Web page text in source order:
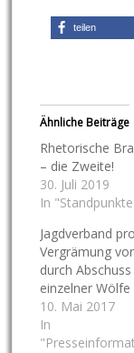
teilen
Ähnliche Beiträge
Rhetorische
– die Zweite!
30. Juli 2019
In
Jagdverband
Vergrämung
durch Abschuss
einzelner Wölfe
10. Mai 2017
In